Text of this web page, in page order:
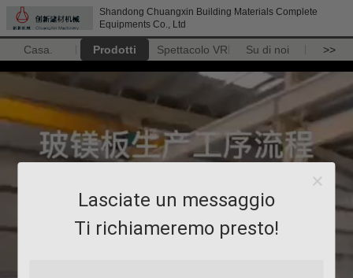
Shandong Chuangxin Building Materials Complete
Equipments Co., Ltd
Casa. Prodotti Spettacolo VR Su di noi >>
Lasciate un messaggio
Ti richiameremo presto!